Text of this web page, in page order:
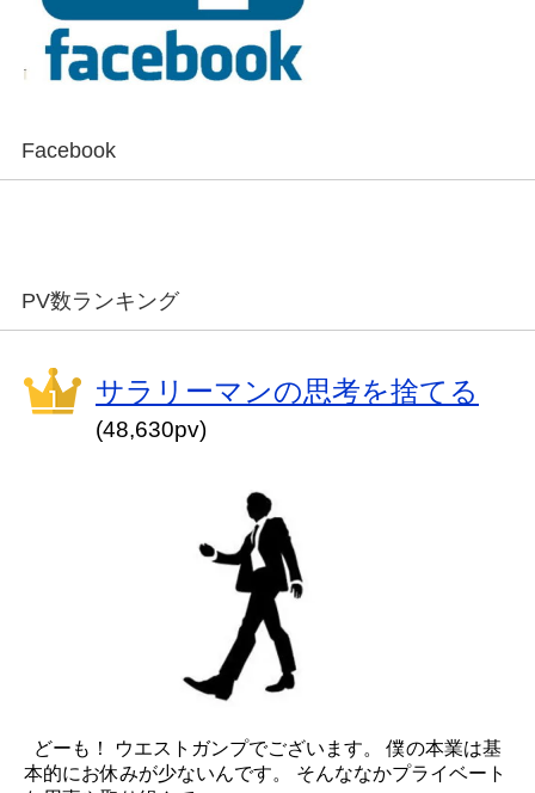
Facebook
PV数ランキング
サラリーマンの思考を捨てる
(48,630pv)
どーも！ ウエストガンプでございます。 僕の本業は基
本的にお休みが少ないんです。 そんななかプライベート